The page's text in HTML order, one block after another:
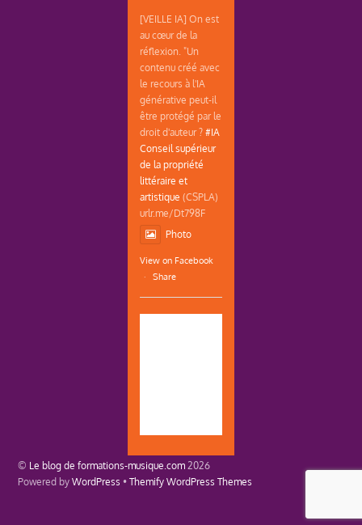
[VEILLE IA] On est
au cœur de la
réflexion. "Un
contenu créé avec
le recours à l'IA
générative peut-il
être protégé par le
droit d'auteur ?#IA
Conseil supérieur
de la propriété
littéraire et
artistique (CSPLA)
urlr.me/Dt798F
Photo
View on Facebook
·
Share
© Le blog de formations-musique.com2026
Powered byWordPress •Themify WordPress Themes